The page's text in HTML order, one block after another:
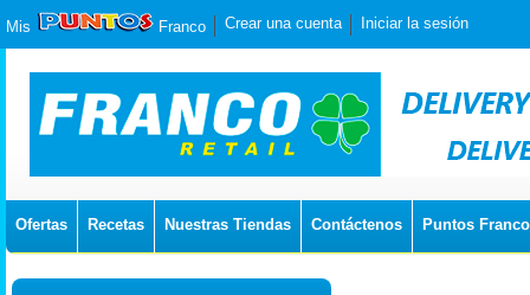
Mis Franco Crear una cuenta Iniciar la sesión
Ofertas Recetas Nuestras Tiendas Contáctenos Puntos Franco